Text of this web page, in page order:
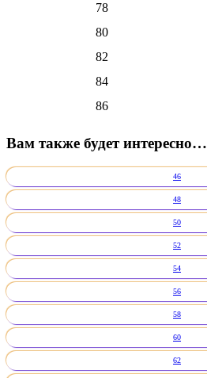
78
80
82
84
86
Вам также будет интересно…
46
48
50
52
54
56
58
60
62